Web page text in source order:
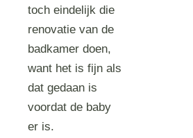
toch eindelijk die
renovatie van de
badkamer doen,
want het is fijn als
dat gedaan is
voordat de baby
er is.